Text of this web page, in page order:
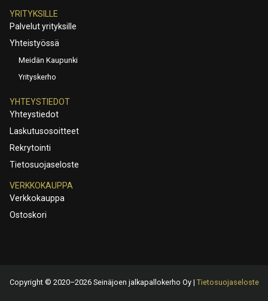
YRITYKSILLE
Palvelut yrityksille
Yhteistyössä
Meidän Kaupunki
Yrityskerho
YHTEYSTIEDOT
Yhteystiedot
Laskutusosoitteet
Rekrytointi
Tietosuojaseloste
VERKKOKAUPPA
Verkkokauppa
Ostoskori
Copyright © 2020–2026 Seinäjoen jalkapallokerho Oy | Tietosuojaseloste